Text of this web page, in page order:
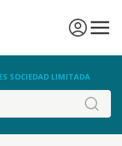
SOCIEDAD LIMITADA